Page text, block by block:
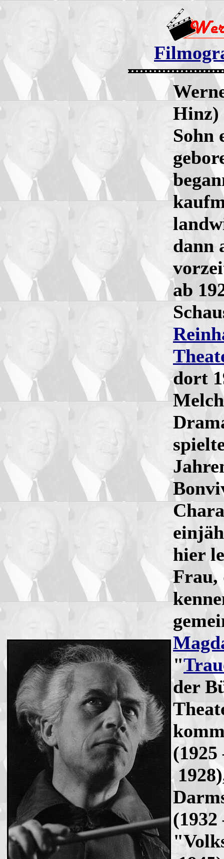
Hinz)
Sohn
dann
ab
dort
hier
Frau,
"
der